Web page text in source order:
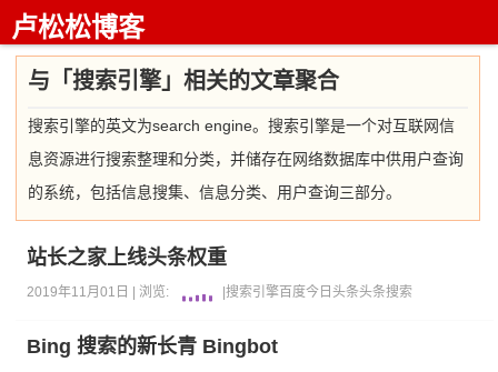
卢松松博客
与「搜索引擎」相关的文章聚合
搜索引擎的英文为search engine。搜索引擎是一个对互联网信
息资源进行搜索整理和分类，并储存在网络数据库中供用户查询
的系统，包括信息搜集、信息分类、用户查询三部分。
站长之家上线头条权重
2019年11月01日 | 浏览: |搜索引擎 百度今日头条头条搜索
Bing 搜索的新长青 Bingbot